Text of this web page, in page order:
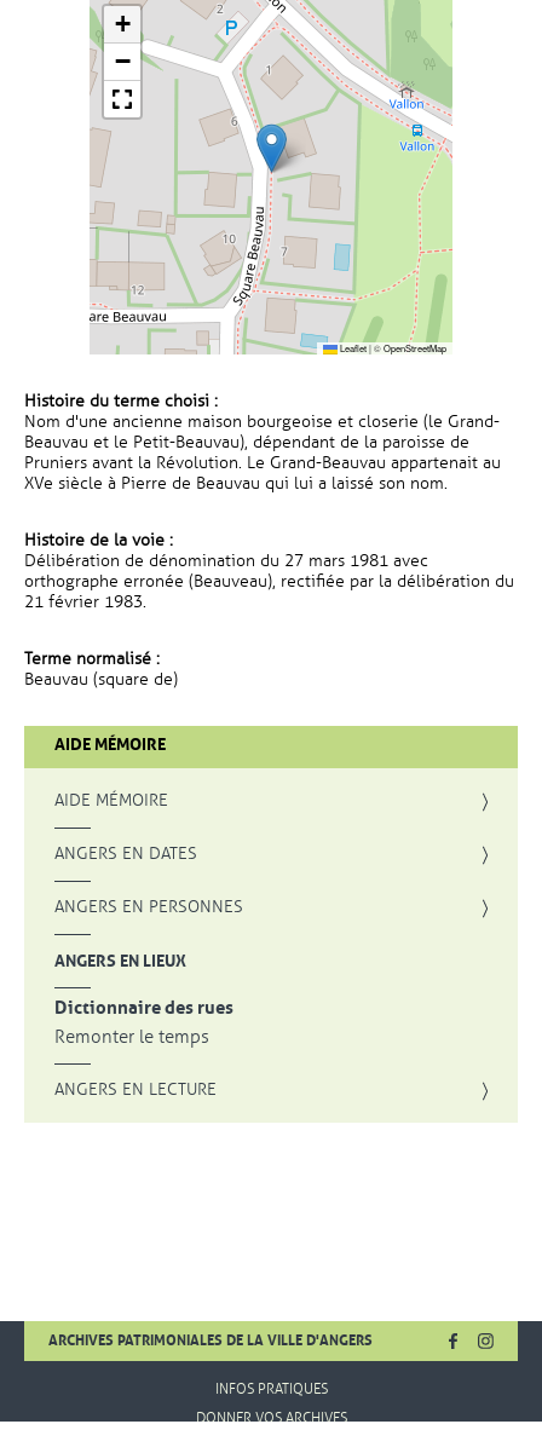
+
−
Leaflet|©OpenStreetMap
Histoire du terme choisi :
Nom d'une ancienne maison bourgeoise et closerie (le Grand-
Beauvau et le Petit-Beauvau), dépendant de la paroisse de
Pruniers avant la Révolution. Le Grand-Beauvau appartenait au
XVe siècle à Pierre de Beauvau qui lui a laissé son nom.
Histoire de la voie :
Délibération de dénomination du 27 mars 1981 avec
orthographe erronée (Beauveau), rectifiée par la délibération du
21 février 1983.
Terme normalisé :
Beauvau (square de)
AIDE MÉMOIRE
AIDE MÉMOIRE
ANGERS EN DATES
ANGERS EN PERSONNES
ANGERS EN LIEUX
Dictionnaire des rues
Remonter le temps
ANGERS EN LECTURE
ARCHIVES PATRIMONIALES DE LA VILLE D'ANGERS FACEBOOK
, OUVRE
,
INFOS PRATIQUES
DONNER VOS ARCHIVES